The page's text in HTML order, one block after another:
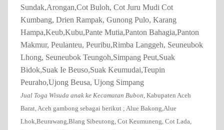
Sundak,Arongan,Cot Buloh, Cot Juru Mudi Cot
Kumbang, Drien Rampak, Gunong Pulo, Karang
Hampa,Keub,Kubu,Pante Mutia,Panton Bahagia,Panton
Makmur, Peulanteu, Peuribu,Rimba Langgeh, Seuneubok
Lhong, Seuneubok Teungoh,Simpang Peut,Suak
Bidok,Suak Ie Beuso,Suak Keumudai,Teupin
Peuraho,Ujong Beusa, Ujong Simpang
Jual Toga Wisuda anak ke Kecamatan Bubon, Kabupaten Aceh
Barat, Aceh gambong sebagai berikut ; Alue Bakong,Alue
Lhok,Beurawang,Blang Sibeutong, Cot Keumuneng, Cot Lada,